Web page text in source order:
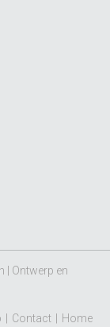
| Ontwerp en
Contact Home